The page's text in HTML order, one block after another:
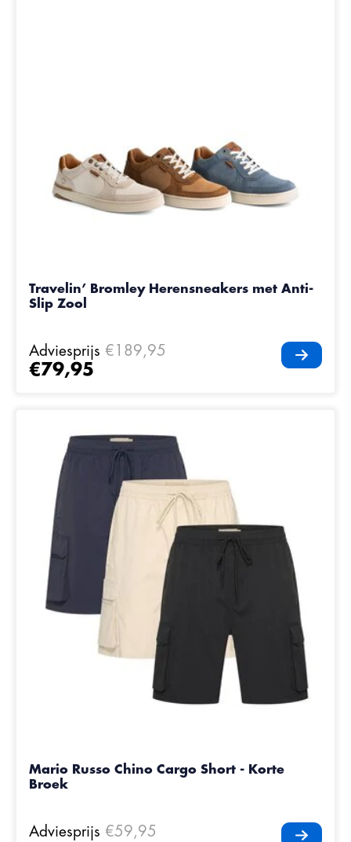
Travelin’ Bromley Herensneakers met Anti-
Slip Zool
Adviesprijs €189,95
€79,95
Mario Russo Chino Cargo Short - Korte
Broek
Adviesprijs €59,95